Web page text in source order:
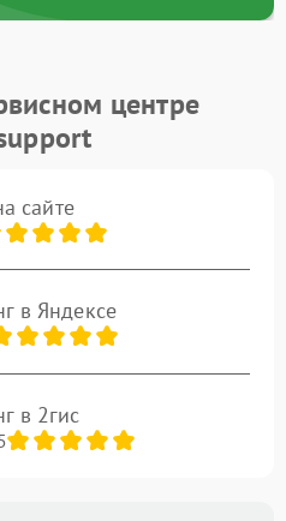
центре
сайте
в Яндексе
в 2гис